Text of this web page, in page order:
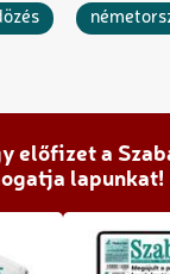
előfizet a
lapunkat!